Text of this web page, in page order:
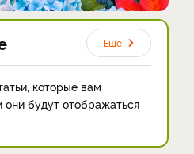
Еще
которые вам
они будут отображаться